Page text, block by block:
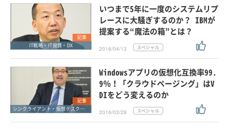
タグ ×
ITコスト削減
クリア この条件で検索する
記事
IT戦略・IT投資・DX
いつまで5年に一度のシステムリプ
レースに大騒ぎするのか？ IBMが
提案する“魔法の箱”とは？
2016/04/13
記事
シンクライアント・仮想デスクトップ
Windowsアプリの仮想化互換率99.
9％！「クラウドページング」はV
DIをどう変えるのか
2016/03/28